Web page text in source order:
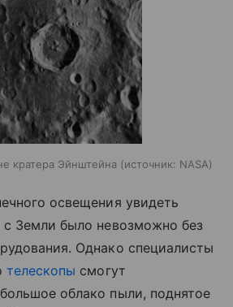
кратера Эйнштейна источник: NASA
освещения увидеть
Земли было невозможно без
Однако специалисты
телескопы смогут
облако пыли, поднятое